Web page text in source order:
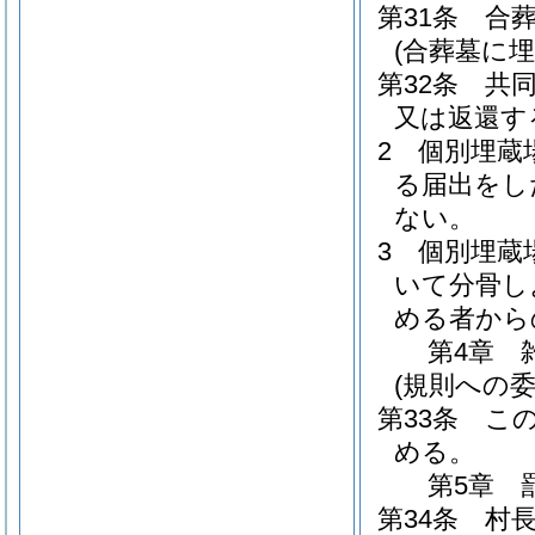
第31条
合
(合葬墓に
第32条
共
又は返還
2
個別埋蔵
る届出を
ない。
3
個別埋蔵
いて分骨
める者か
第4章
(規則への
第33条
こ
める。
第5章
第34条
村